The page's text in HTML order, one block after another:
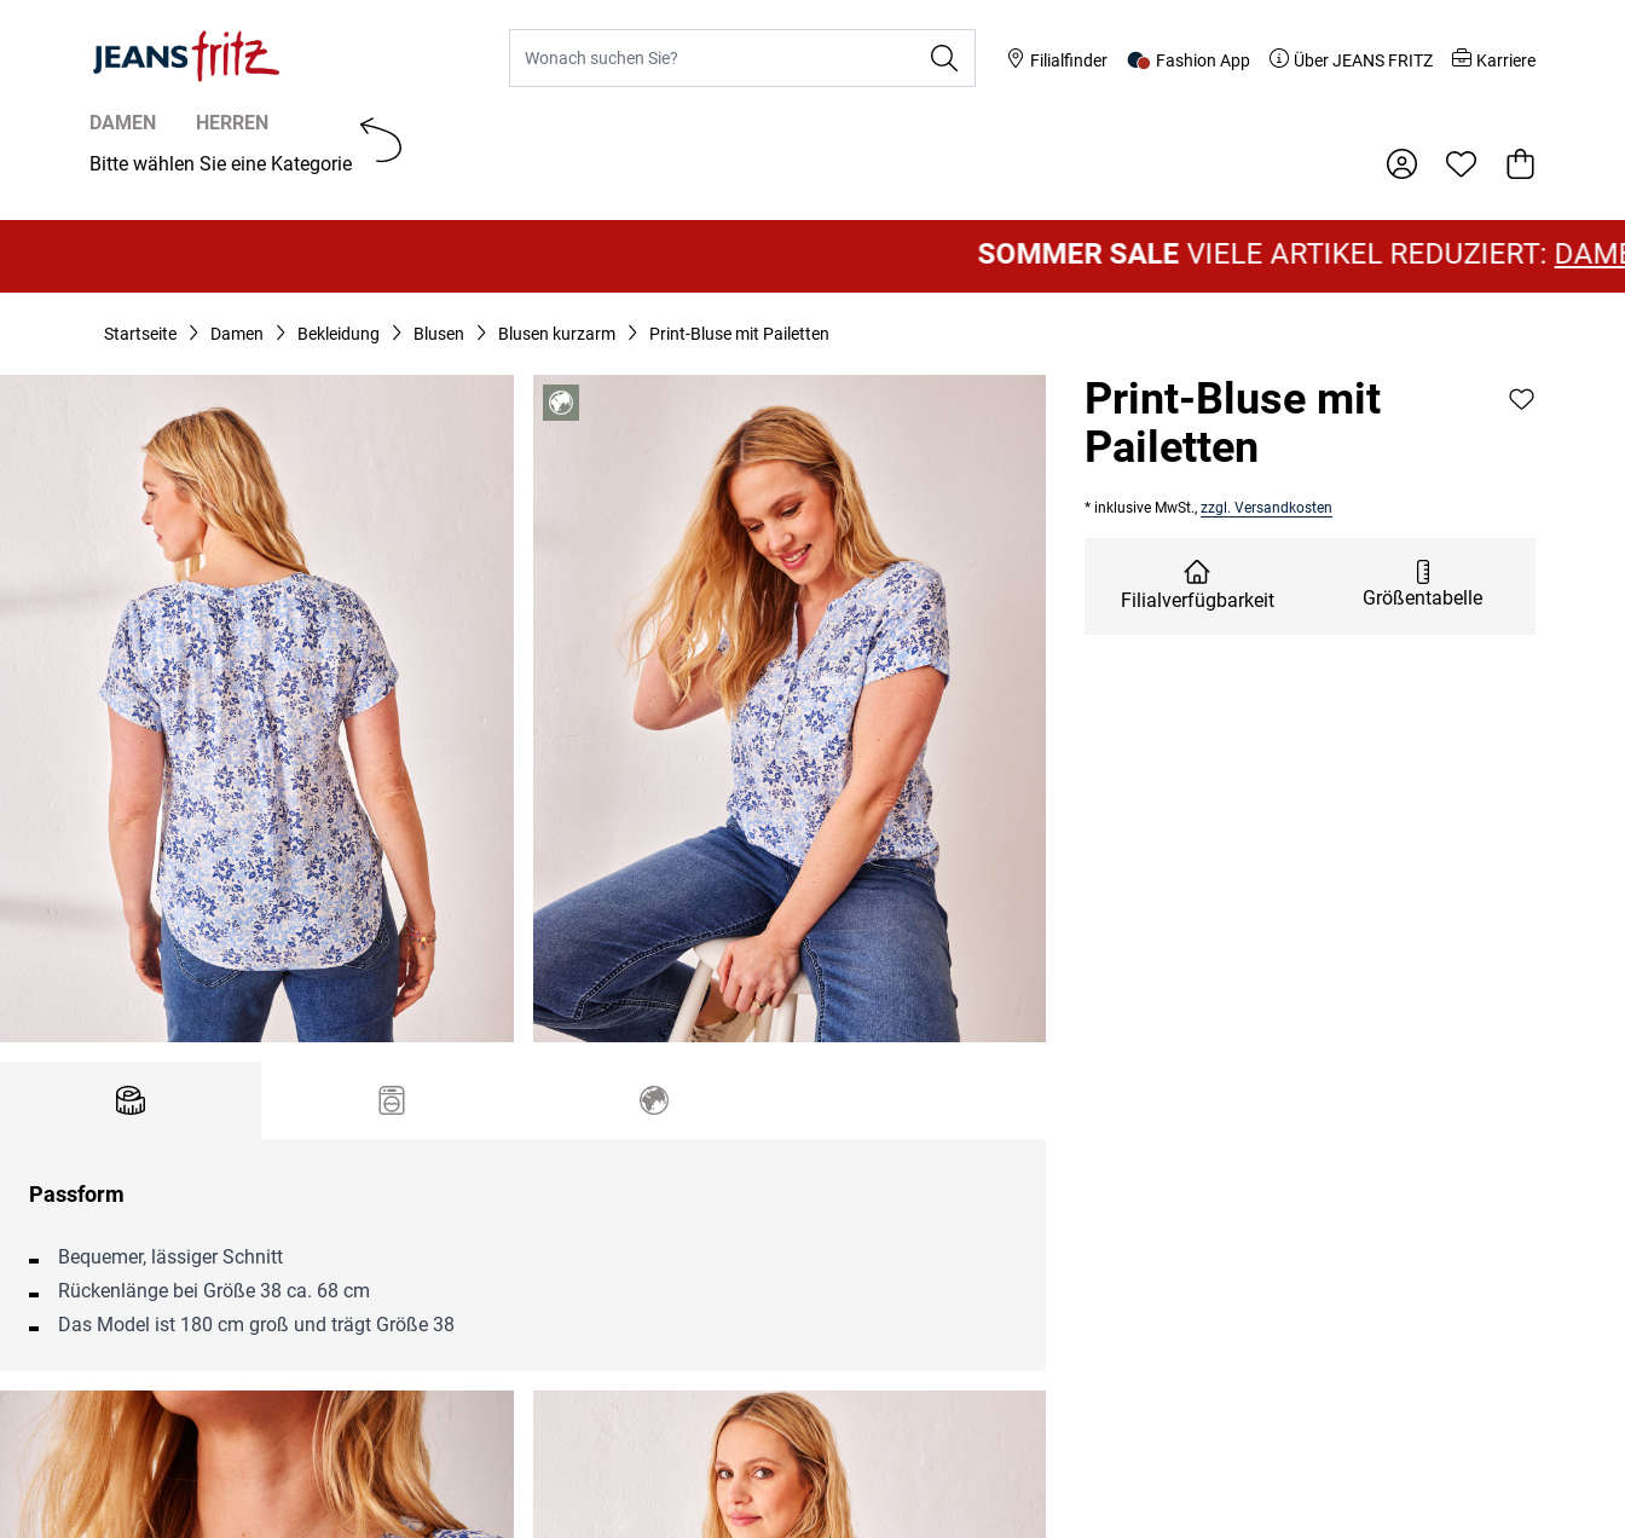
Filialfinder Fashion App Über JEANS FRITZ Karriere
DAMEN
HERREN
Bitte wählen Sie eine Kategorie
Warenkorb
SOMMER SALEVIELE ARTIKEL REDUZIERT:DAMEN
Startseite Damen Bekleidung Blusen Blusen kurzarm Print-Bluse mit Pailetten
Passform
Bequemer, lässiger Schnitt
Rückenlänge bei Größe 38 ca. 68 cm
Das Model ist 180 cm groß und trägt Größe 38
Print-Bluse mit
Pailetten
* inklusive MwSt., zzgl. Versandkosten
Filialverfügbarkeit Größentabelle